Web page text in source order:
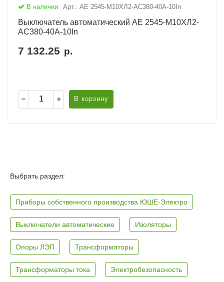
В наличии Арт.: АЕ 2545-М10ХЛ2-AC380-40А-10In
Выключатель автоматический АЕ 2545-М10ХЛ2-
AC380-40А-10In
7 132.25 р.
В корзину
Выбрать раздел:
Приборы собственного производства ЮШЕ-Электро
Выключатели автоматические Изоляторы
Опоры ЛЭП Трансформаторы
Трансформаторы тока Электробезопасность